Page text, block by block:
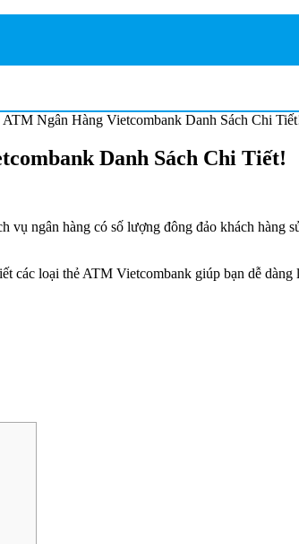
Ngân Hàng Vietcombank Danh Sách Chi
Danh Sách Chi Tiết!
vụ ngân hàng có số lượng đông đảo khách hàng
các loại thẻ ATM Vietcombank giúp bạn dễ dàng